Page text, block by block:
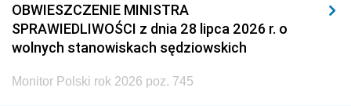
OBWIESZCZENIE MINISTRA
SPRAWIEDLIWOŚCI z dnia 28 lipca 2026 r. o
wolnych stanowiskach sędziowskich
Monitor Polski rok 2026 poz. 745